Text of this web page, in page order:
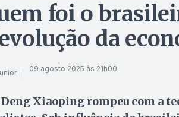
foi o
da
09 agosto 2025 às 21h00
Xiaoping rompeu com a